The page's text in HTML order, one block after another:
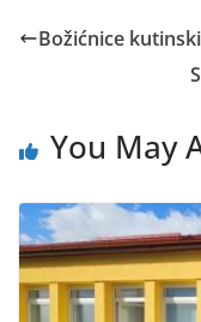
Božićnice
You May